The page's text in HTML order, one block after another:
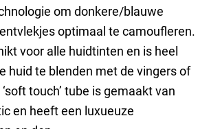
om donkere/blauwe
optimaal te camoufleren.
voor alle huidtinten en is heel
huid te blenden met de vingers of
touch’ tube is gemaakt van
en heeft een luxueuze